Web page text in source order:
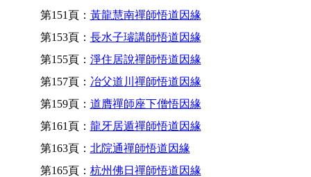
第151頁： 黃龍慧南禪師悟道因緣
第153頁： 長水子璿講師悟道因緣
第155頁： 淨住居說禪師悟道因緣
第157頁： 冶父道川禪師悟道因緣
第159頁： 道膺禪師座下僧悟因緣
第161頁： 龍牙居遁禪師悟道因緣
第163頁： 北院通禪師悟道因緣
第165頁： 杭州佛日禪師悟道因緣